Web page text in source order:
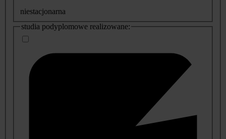
niestacjonarna
studia podyplomowe realizowane: